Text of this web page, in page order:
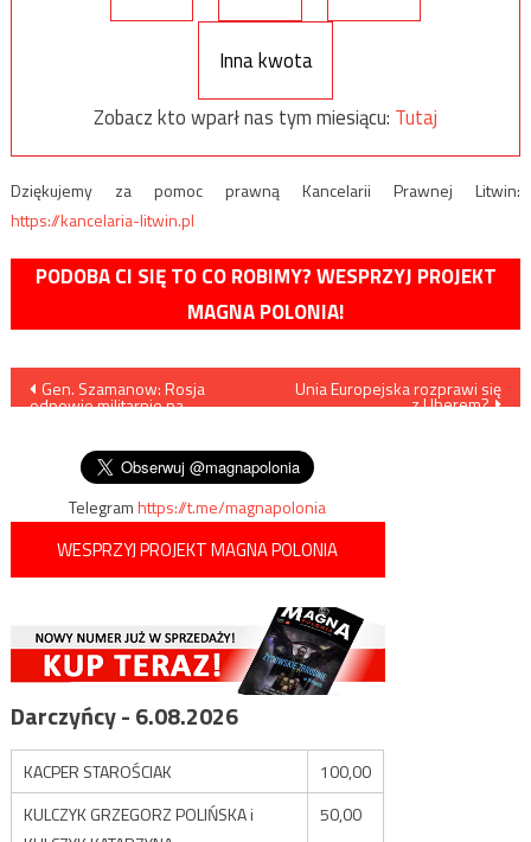
Inna kwota
Zobacz kto wparł nas tym miesiącu: Tutaj
Dziękujemy za pomoc prawną Kancelarii Prawnej Litwin:
https://kancelaria-litwin.pl
PODOBA CI SIĘ TO CO ROBIMY? WESPRZYJ PROJEKT
MAGNA POLONIA!
Nawigacja
wpisu
Gen. Szamanow: Rosja
odpowie militarnie na
Unia Europejska rozprawi się
z Uberem?
Telegramhttps://t.me/magnapolonia
WESPRZYJ PROJEKT MAGNA POLONIA
Darczyńcy - 6.08.2026
KACPER STAROŚCIAK
100,00
KULCZYK GRZEGORZ POLIŃSKA i
50,00